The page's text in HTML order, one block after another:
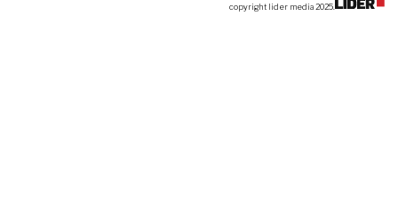
copyright lider media 2025.